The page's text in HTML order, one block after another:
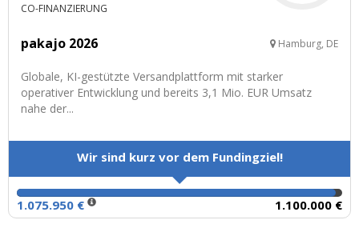
CO-FINANZIERUNG
pakajo 2026 Hamburg, DE
Globale, KI-gestützte Versandplattform mit starker
operativer Entwicklung und bereits 3,1 Mio. EUR Umsatz
nahe der...
Wir sind kurz vor dem Fundingziel!
1.075.950 € 1.100.000 €